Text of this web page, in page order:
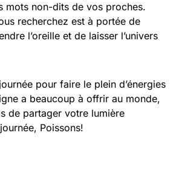
mots non-dits de vos proches.
recherchez est à portée de
l’oreille et de laisser l’univers
pour faire le plein d’énergies
a beaucoup à offrir au monde,
de partager votre lumière
Poissons!